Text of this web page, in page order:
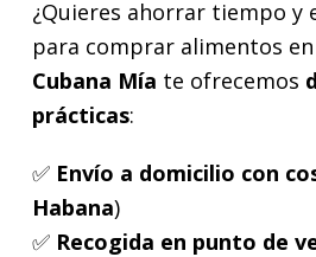
¿Quieres ahorrar tiempo y
para comprar alimentos en
Cubana Mía te ofrecemos
prácticas:
✅ Envío a domicilio con
Habana)
✅ Recogida en punto de